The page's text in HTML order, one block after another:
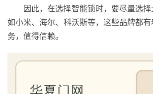
因此，在选择智能锁时，要尽量选
如小米、海尔、科沃斯等，这些品牌都
务，值得信赖。